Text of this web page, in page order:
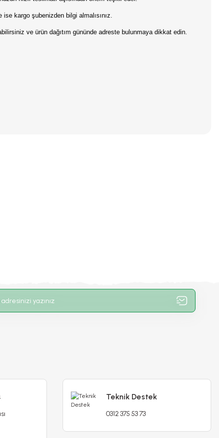
kargo şubenizden bilgi almalısınız.
ve ürün dağıtım gününde adreste bulunmaya dikkat edin.
Teknik Destek
0312 375 53 73